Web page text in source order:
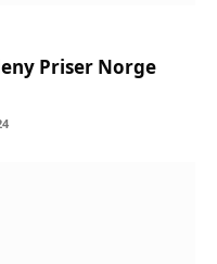
Priser Norge